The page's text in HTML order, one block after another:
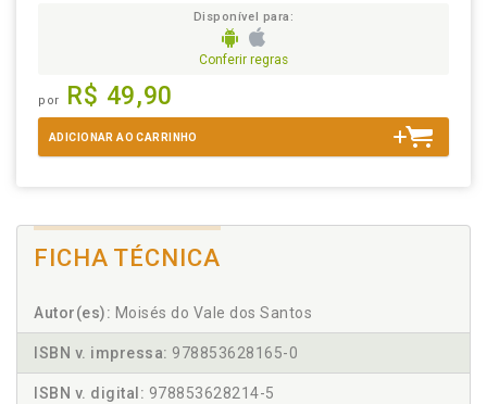
Disponível para:
Conferir regras
por R$ 49,90
ADICIONAR AO CARRINHO
FICHA TÉCNICA
Autor(es): Moisés do Vale dos Santos
ISBN v. impressa: 978853628165-0
ISBN v. digital: 978853628214-5